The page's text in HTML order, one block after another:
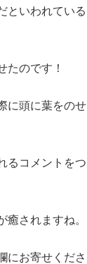
といわれている
たのです！
に頭に葉をのせ
るコメントをつ
されますね。
にお寄せくださ